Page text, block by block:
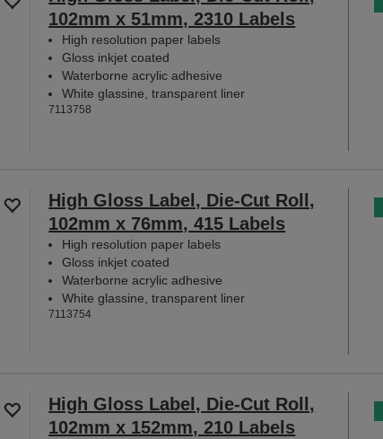
102mm x 51mm, 2310 Labels
High resolution paper labels
Gloss inkjet coated
Waterborne acrylic adhesive
White glassine, transparent liner
7113758
High Gloss Label, Die-Cut Roll,
102mm x 76mm, 415 Labels
High resolution paper labels
Gloss inkjet coated
Waterborne acrylic adhesive
White glassine, transparent liner
7113754
High Gloss Label, Die-Cut Roll,
102mm x 152mm, 210 Labels